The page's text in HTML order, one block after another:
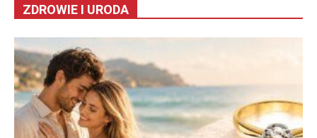
ZDROWIE I URODA